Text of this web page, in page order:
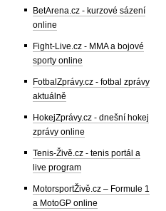
BetArena.cz - kurzové sázení
online
Fight-Live.cz - MMA a bojové
sporty online
FotbalZprávy.cz - fotbal zprávy
aktuálně
HokejZprávy.cz - dnešní hokej
zprávy online
Tenis-Živě.cz - tenis portál a
live program
MotorsportŽivě.cz – Formule 1
a MotoGP online